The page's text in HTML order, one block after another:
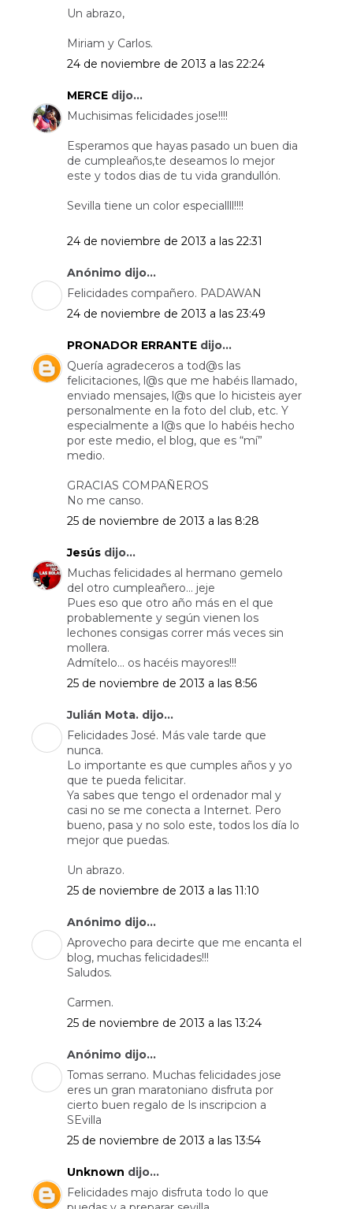
Un abrazo,
Miriam y Carlos.
24 de noviembre de 2013 a las 22:24
MERCE dijo...
Muchisimas felicidades jose!!!!
Esperamos que hayas pasado un buen dia
de cumpleaños,te deseamos lo mejor
este y todos dias de tu vida grandullón.
Sevilla tiene un color especiallll!!!!
24 de noviembre de 2013 a las 22:31
Anónimo dijo...
Felicidades compañero. PADAWAN
24 de noviembre de 2013 a las 23:49
PRONADOR ERRANTE dijo...
Quería agradeceros a tod@s las
felicitaciones, l@s que me habéis llamado,
enviado mensajes, l@s que lo hicisteis ayer
personalmente en la foto del club, etc. Y
especialmente a l@s que lo habéis hecho
por este medio, el blog, que es “mí”
medio.
GRACIAS COMPAÑEROS
No me canso.
25 de noviembre de 2013 a las 8:28
Jesús dijo...
Muchas felicidades al hermano gemelo
del otro cumpleañero... jeje
Pues eso que otro año más en el que
probablemente y según vienen los
lechones consigas correr más veces sin
mollera.
Admítelo... os hacéis mayores!!!
25 de noviembre de 2013 a las 8:56
Julián Mota. dijo...
Felicidades José. Más vale tarde que
nunca.
Lo importante es que cumples años y yo
que te pueda felicitar.
Ya sabes que tengo el ordenador mal y
casi no se me conecta a Internet. Pero
bueno, pasa y no solo este, todos los día lo
mejor que puedas.
Un abrazo.
25 de noviembre de 2013 a las 11:10
Anónimo dijo...
Aprovecho para decirte que me encanta el
blog, muchas felicidades!!!
Saludos.
Carmen.
25 de noviembre de 2013 a las 13:24
Anónimo dijo...
Tomas serrano. Muchas felicidades jose
eres un gran maratoniano disfruta por
cierto buen regalo de ls inscripcion a
SEvilla
25 de noviembre de 2013 a las 13:54
Unknown dijo...
Felicidades majo disfruta todo lo que